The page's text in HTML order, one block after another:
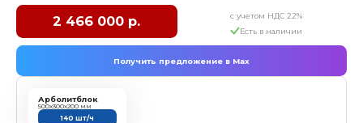
Вибропресс Рифей-Вектор-Арболит-СП
1 904 000 р.